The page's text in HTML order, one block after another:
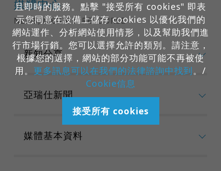
媒體中心
NEWS, MEDIA & RESOURSE
新知分享
亞瑞仕新聞
媒體基本資料
且即時的服務。點擊 "接受所有 cookies" 即表
示您同意在設備上儲存 cookies 以優化我們的
網站運作、分析網站使用情形，以及幫助我們進
行市場行銷。您可以選擇允許的類別。請注意，
根據您的選擇，網站的部分功能可能不再被使
用。 更多訊息可以在我們的法律諮詢中找到。/
Cookie信息
接受所有 cookies